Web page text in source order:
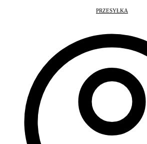
PRZESYŁKA